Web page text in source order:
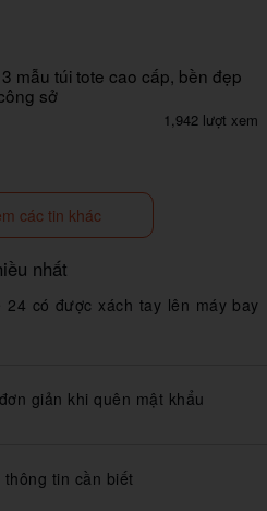
mẫu túi tote cao cấp, bền đẹp
sở
1,942 lượt xem
các tin khác
nhất
24 có được xách tay lên máy bay
giản khi quên mật khẩu
tin cần biết